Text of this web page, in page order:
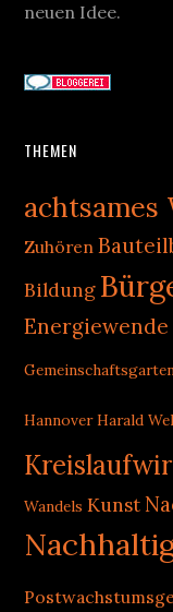
neuen Idee.
THEMEN
Zuhören
Bildung
Energiewende
Hannover Harald
Wandels Kunst